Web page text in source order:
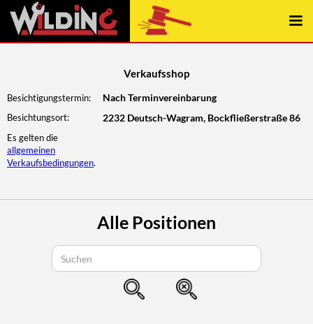
const { elementContains } = require("../../wwwroot/js/webflow");
Verkaufsshop
Besichtigungstermin: Nach Terminvereinbarung
Besichtungsort: 2232 Deutsch-Wagram, Bockfließerstraße 86
Es gelten die
allgemeinen
Verkaufsbedingungen.
Alle Positionen